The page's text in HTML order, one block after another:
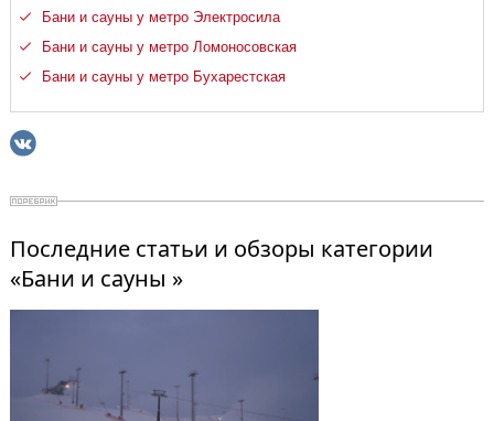
Бани и сауны у метро Электросила
Бани и сауны у метро Ломоносовская
Бани и сауны у метро Бухарестская
Последние статьи и обзоры категории
«Бани и сауны »